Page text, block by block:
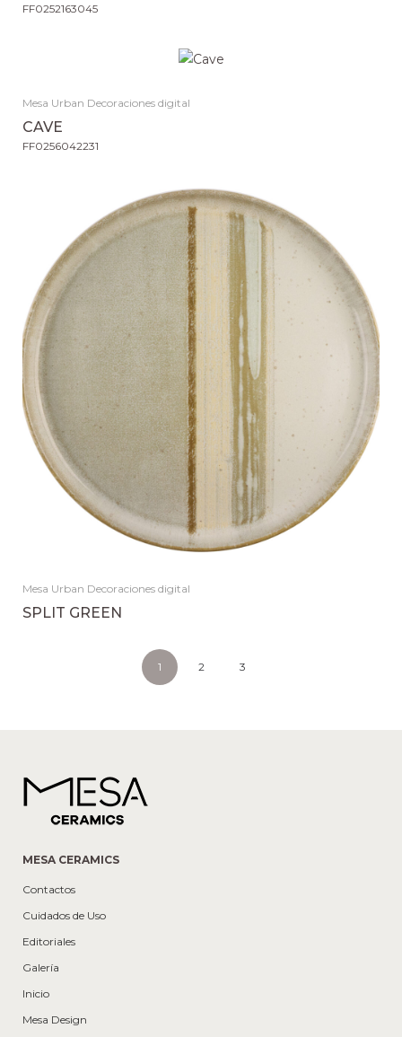
FF0252163045
Mesa Urban Decoraciones digital
CAVE
FF0256042231
Mesa Urban Decoraciones digital
SPLIT GREEN
1 2 3
MESA CERAMICS
Contactos
Cuidados de Uso
Editoriales
Galería
Inicio
Mesa Design